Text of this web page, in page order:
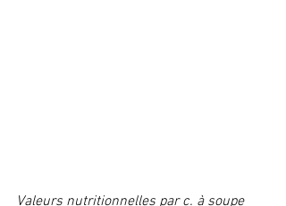
Valeurs nutritionnelles par c. à soupe